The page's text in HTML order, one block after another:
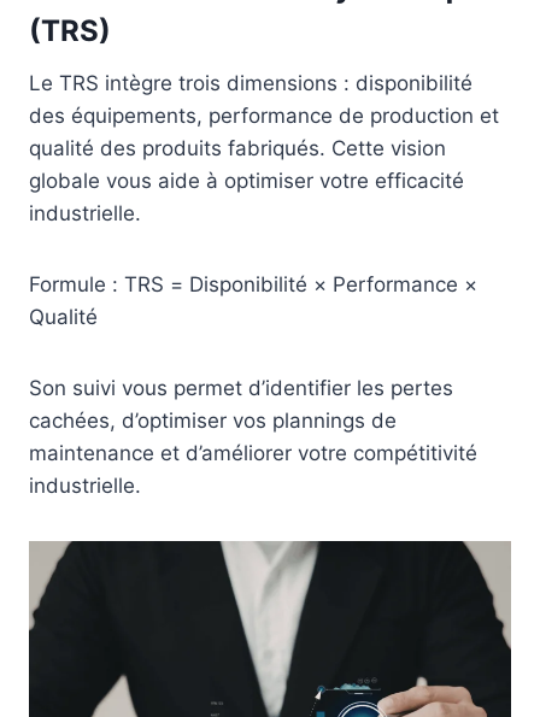
(TRS)
Le TRS intègre trois dimensions : disponibilité
des équipements, performance de production et
qualité des produits fabriqués. Cette vision
globale vous aide à optimiser votre efficacité
industrielle.
Formule : TRS = Disponibilité × Performance ×
Qualité
Son suivi vous permet d’identifier les pertes
cachées, d’optimiser vos plannings de
maintenance et d’améliorer votre compétitivité
industrielle.